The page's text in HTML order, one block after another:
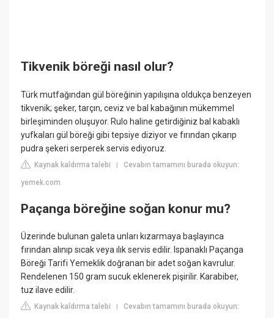
Tikvenik böreği nasıl olur?
Türk mutfağından gül böreğinin yapılışına oldukça benzeyen
tikvenik; şeker, tarçın, ceviz ve bal kabağının mükemmel
birleşiminden oluşuyor. Rulo haline getirdiğiniz bal kabaklı
yufkaları gül böreği gibi tepsiye diziyor ve fırından çıkarıp
pudra şekeri serperek servis ediyoruz.
Kaynak kaldırma talebi |Cevabın tamamını burada okuyun:
yemek.com
Paçanga böreğine soğan konur mu?
Üzerinde bulunan galeta unları kızarmaya başlayınca
fırından alınıp sıcak veya ılık servis edilir. Ispanaklı Paçanga
Böreği Tarifi Yemeklik doğranan bir adet soğan kavrulur.
Rendelenen 150 gram sucuk eklenerek pişirilir. Karabiber,
tuz ilave edilir.
Kaynak kaldırma talebi |Cevabın tamamını burada okuyun: